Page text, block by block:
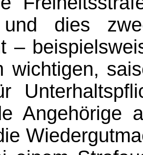
und dies
–
wichtigen,
Angehörige